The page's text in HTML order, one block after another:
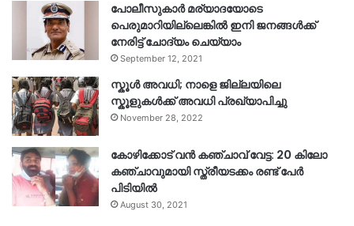
പോലീസുകാര്‍ മര്യാദയോടെ
പെരുമാറിയില്ലെങ്കില്‍ ഇനി ജനങ്ങള്‍ക്ക്
നേരിട്ട് ചോദ്യം ചെയ്യാം
September 12, 2021
സ്കൂൾ അവധി; നാളെ ജില്ലയിലെ
സ്കൂളുകൾക്ക് അവധി പ്രഖ്യാപിച്ചു
November 28, 2022
കോഴിക്കോട് വൻ കഞ്ചാവ് വേട്ട: 20 കിലോ
കഞ്ചാവുമായി സ്ത്രീയടക്കം രണ്ട് പേർ
പിടിയിൽ
August 30, 2021